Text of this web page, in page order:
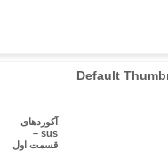
آکوردهای
sus –
قسمت اول